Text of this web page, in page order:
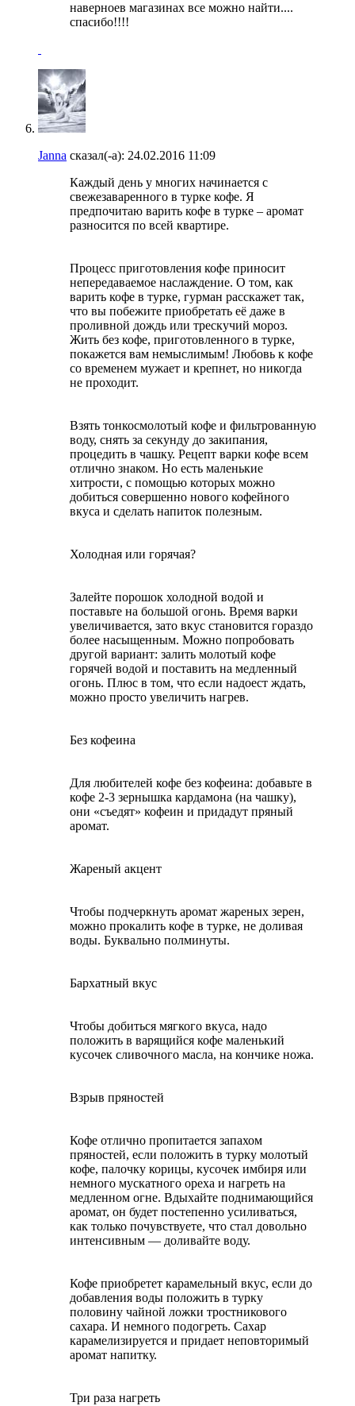
наверноев магазинах все можно найти....
спасибо!!!!
Janna сказал(-а): 24.02.2016 11:09
Каждый день у многих начинается с
свежезаваренного в турке кофе. Я
предпочитаю варить кофе в турке – аромат
разносится по всей квартире.
Процесс приготовления кофе приносит
непередаваемое наслаждение. О том, как
варить кофе в турке, гурман расскажет так,
что вы побежите приобретать её даже в
проливной дождь или трескучий мороз.
Жить без кофе, приготовленного в турке,
покажется вам немыслимым! Любовь к кофе
со временем мужает и крепнет, но никогда
не проходит.
Взять тонкосмолотый кофе и фильтрованную
воду, снять за секунду до закипания,
процедить в чашку. Рецепт варки кофе всем
отлично знаком. Но есть маленькие
хитрости, с помощью которых можно
добиться совершенно нового кофейного
вкуса и сделать напиток полезным.
Холодная или горячая?
Залейте порошок холодной водой и
поставьте на большой огонь. Время варки
увеличивается, зато вкус становится гораздо
более насыщенным. Можно попробовать
другой вариант: залить молотый кофе
горячей водой и поставить на медленный
огонь. Плюс в том, что если надоест ждать,
можно просто увеличить нагрев.
Без кофеина
Для любителей кофе без кофеина: добавьте в
кофе 2-3 зернышка кардамона (на чашку),
они «съедят» кофеин и придадут пряный
аромат.
Жареный акцент
Чтобы подчеркнуть аромат жареных зерен,
можно прокалить кофе в турке, не доливая
воды. Буквально полминуты.
Бархатный вкус
Чтобы добиться мягкого вкуса, надо
положить в варящийся кофе маленький
кусочек сливочного масла, на кончике ножа.
Взрыв пряностей
Кофе отлично пропитается запахом
пряностей, если положить в турку молотый
кофе, палочку корицы, кусочек имбиря или
немного мускатного ореха и нагреть на
медленном огне. Вдыхайте поднимающийся
аромат, он будет постепенно усиливаться,
как только почувствуете, что стал довольно
интенсивным — доливайте воду.
Кофе приобретет карамельный вкус, если до
добавления воды положить в турку
половину чайной ложки тростникового
сахара. И немного подогреть. Сахар
карамелизируется и придает неповторимый
аромат напитку.
Три раза нагреть